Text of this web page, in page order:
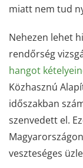
miatt nem tud
Nehezen lehet
rendőrség
hangot
Közhasznú
időszakban
szenvedett el.
veszteséges